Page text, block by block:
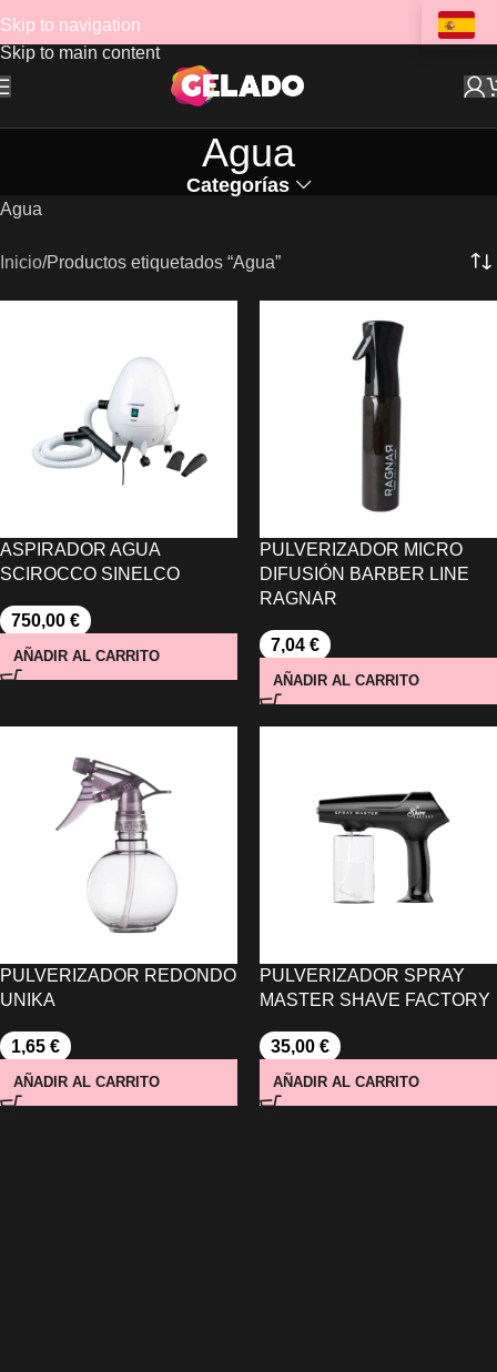
Skip to navigation
Skip to main content
Agua
Categorías
Agua
Inicio Productos etiquetados “Agua”
ASPIRADOR AGUA
SCIROCCO SINELCO
750,00 €
AÑADIR AL CARRITO
PULVERIZADOR MICRO
DIFUSIÓN BARBER LINE
RAGNAR
7,04 €
AÑADIR AL CARRITO
PULVERIZADOR REDONDO
UNIKA
1,65 €
AÑADIR AL CARRITO
PULVERIZADOR SPRAY
MASTER SHAVE FACTORY
35,00 €
AÑADIR AL CARRITO